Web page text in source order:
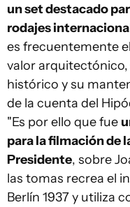
un set destacado
rodajes
es frecuentemente
valor
histórico y su
de la cuenta del
"Es por ello que fue
para la filmación de
Presidente, sobre
las tomas recrea el
Berlín 1937 y utiliza